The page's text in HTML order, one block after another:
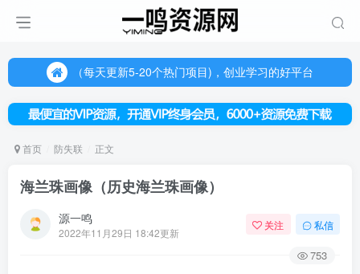
（每天更新5-20个热门项目)，创业学习的好平台
（每天更新5-20个热门项目)，创业学习的好平台
欢迎访问一鸣资源网，本站汇集数千网创课程和项目
首页 防失联 正文
海兰珠画像（历史海兰珠画像）
源一鸣
2022年11月29日 18:42更新
关注 私信
753